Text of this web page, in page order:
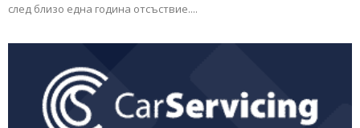
след близо една година отсъствие....